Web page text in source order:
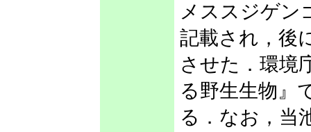
メススジゲン
記載され，後
させた．環境
る野生生物』
る．なお，当